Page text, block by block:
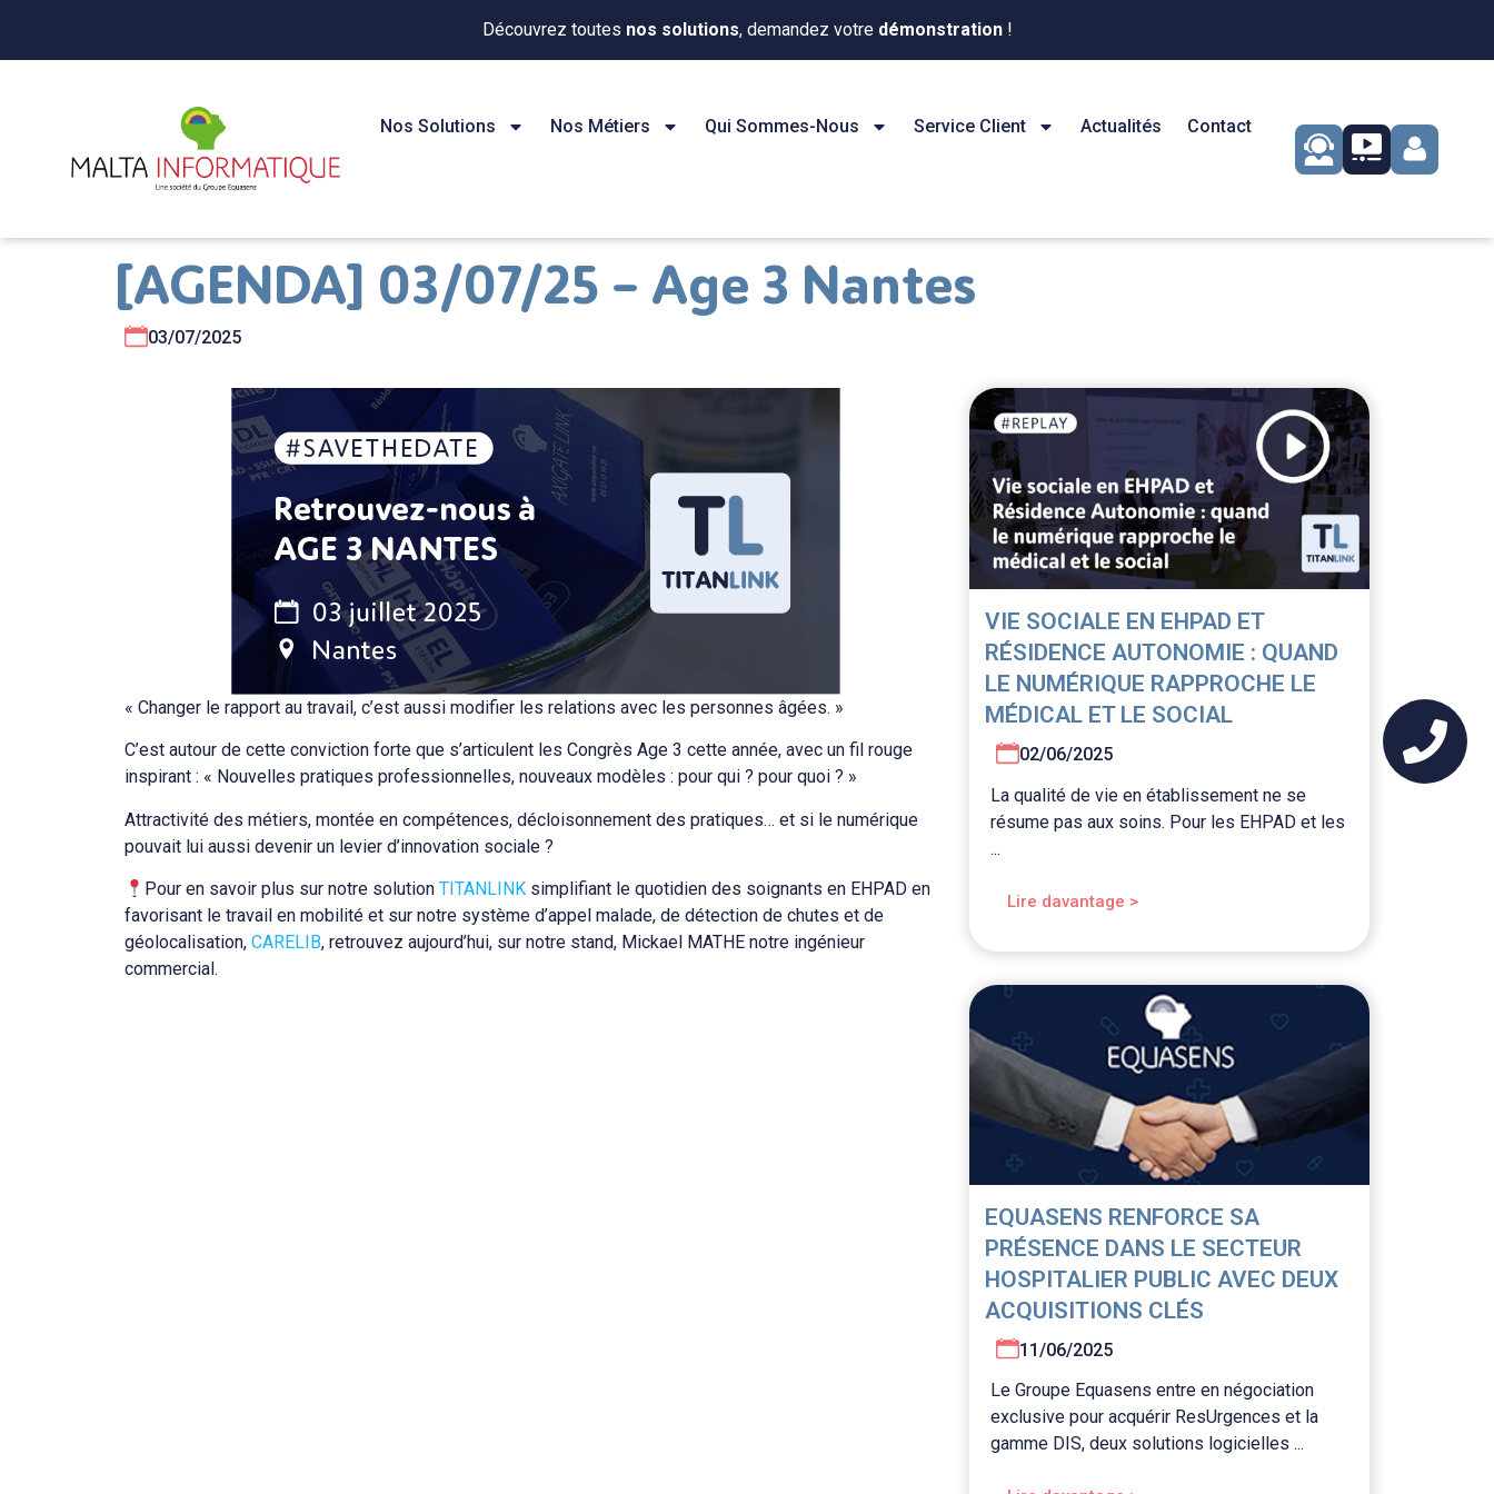
Découvrez toutes nos solutions, demandez votre démonstration !
Nos Solutions Nos Métiers Qui Sommes-Nous Service Client Actualités Contact
[AGENDA] 03/07/25 – Age 3 Nantes
03/07/2025
« Changer le rapport au travail, c’est aussi modifier les relations avec les personnes âgées. »
C’est autour de cette conviction forte que s’articulent les Congrès Age 3 cette année, avec un fil rouge
inspirant : « Nouvelles pratiques professionnelles, nouveaux modèles : pour qui ? pour quoi ? »
Attractivité des métiers, montée en compétences, décloisonnement des pratiques… et si le numérique
pouvait lui aussi devenir un levier d’innovation sociale ?
Pour en savoir plus sur notre solutionTITANLINK simplifiant le quotidien des soignants en EHPAD en
favorisant le travail en mobilité et sur notre système d’appel malade, de détection de chutes et de
géolocalisation, CARELIB, retrouvez aujourd’hui, sur notre stand, Mickael MATHE notre ingénieur
commercial.
VIE SOCIALE EN EHPAD ET
RÉSIDENCE AUTONOMIE : QUAND
LE NUMÉRIQUE RAPPROCHE LE
MÉDICAL ET LE SOCIAL
02/06/2025
La qualité de vie en établissement ne se
résume pas aux soins. Pour les EHPAD et les
...
Lire davantage >
EQUASENS RENFORCE SA
PRÉSENCE DANS LE SECTEUR
HOSPITALIER PUBLIC AVEC DEUX
ACQUISITIONS CLÉS
11/06/2025
Le Groupe Equasens entre en négociation
exclusive pour acquérir ResUrgences et la
gamme DIS, deux solutions logicielles ...